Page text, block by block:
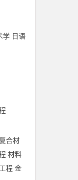
学 日语
合材
材料
程 金